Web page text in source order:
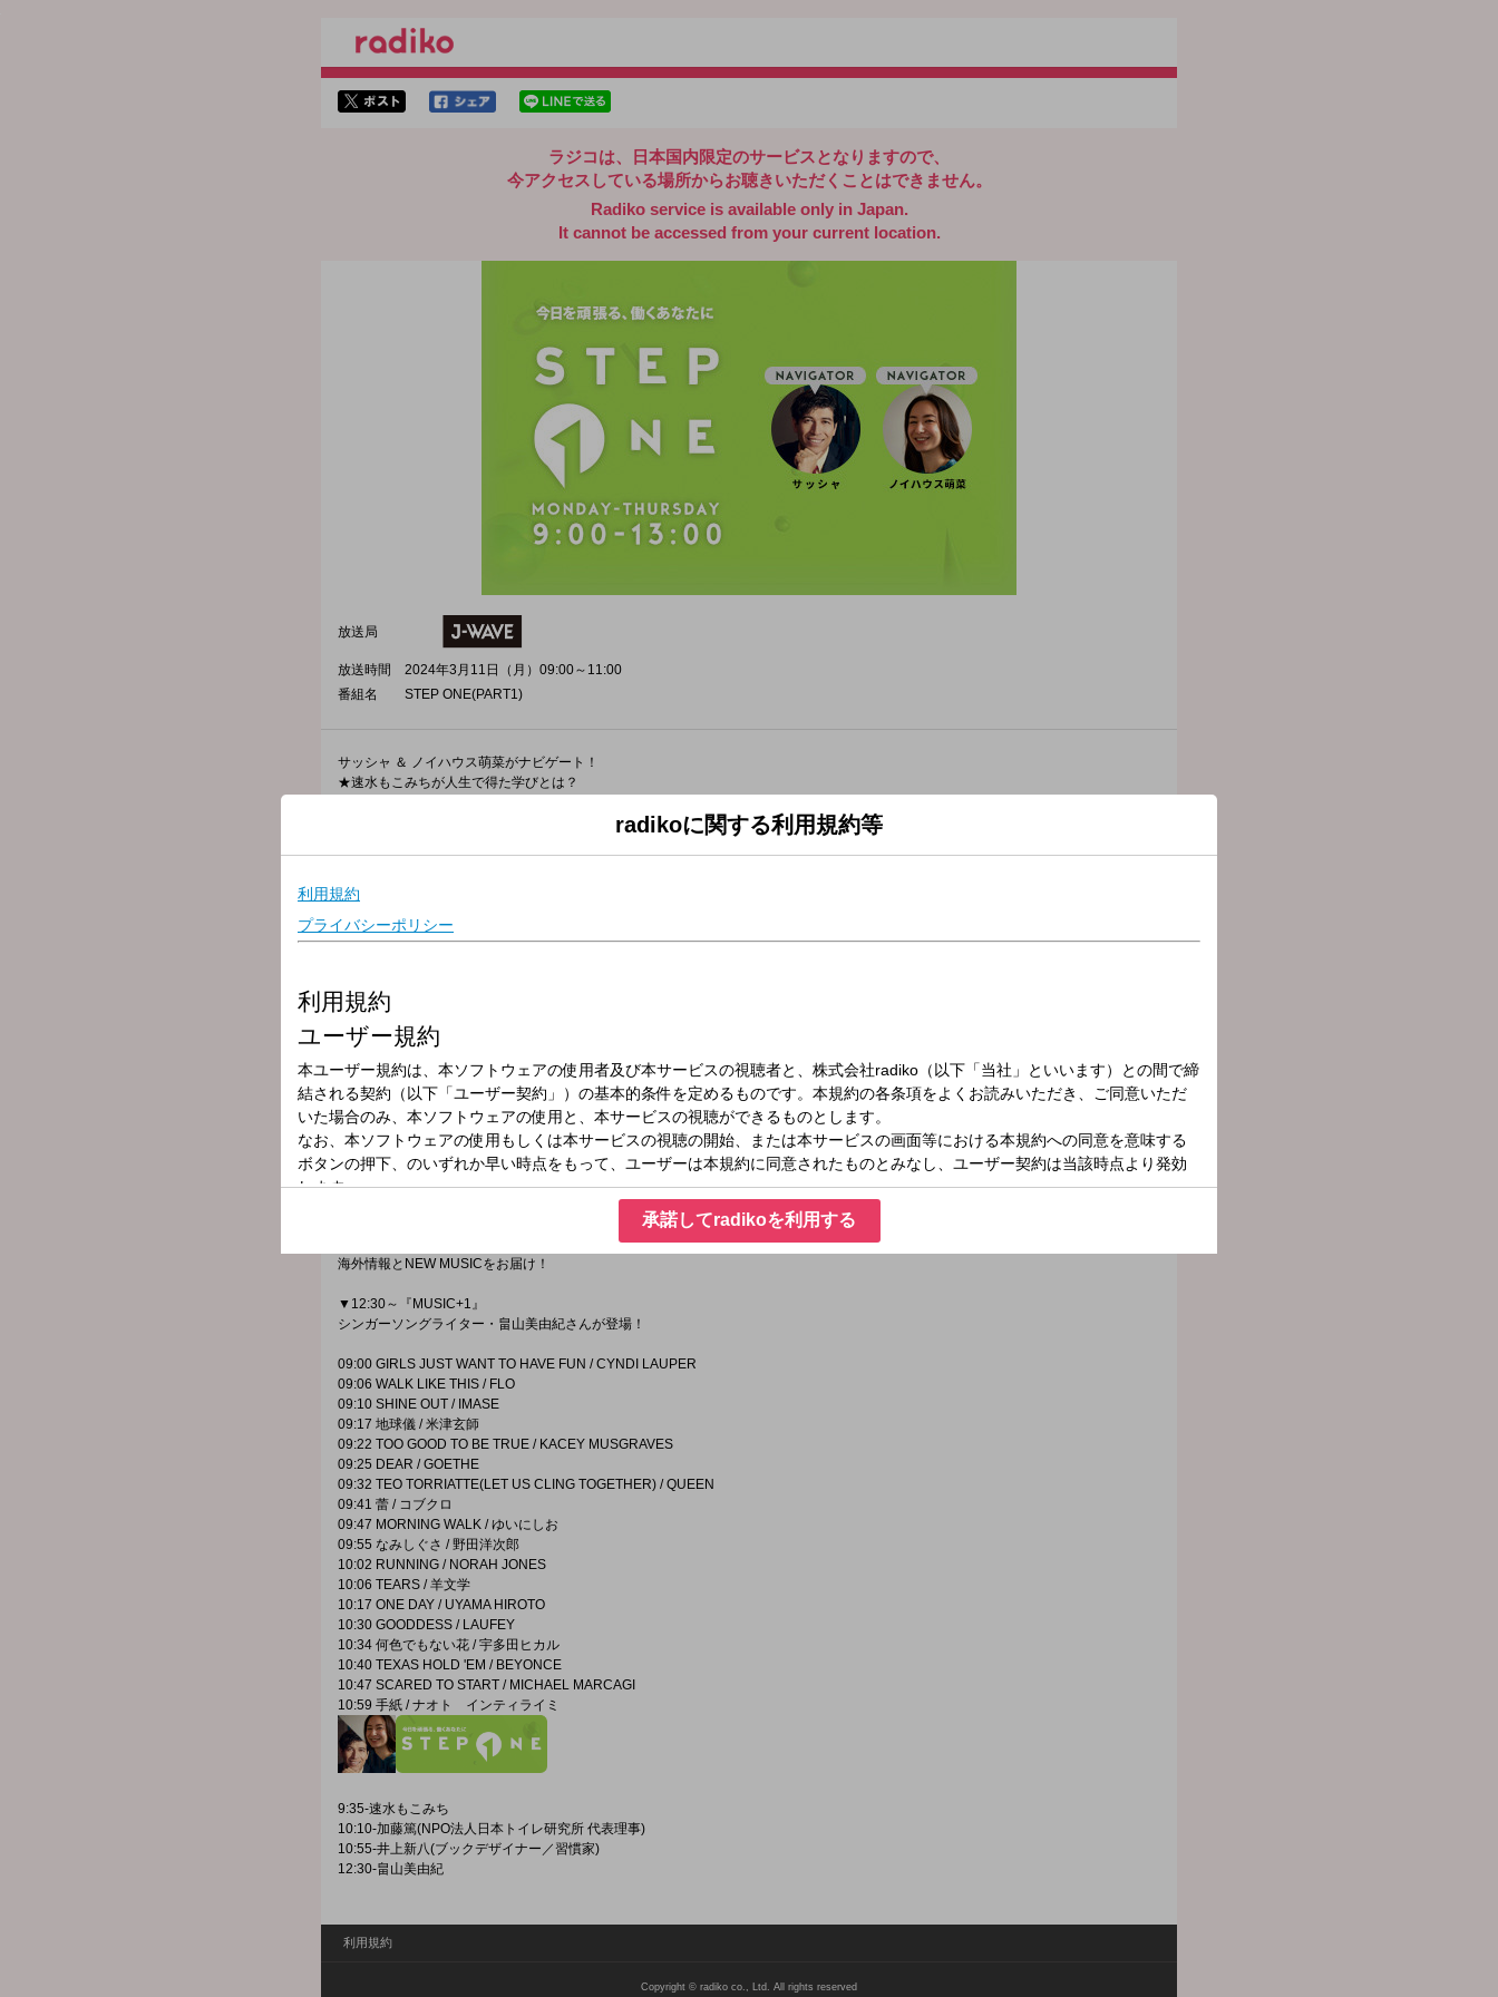
ラジコは、日本国内限定のサービスとなりますので、
今アクセスしている場所からお聴きいただくことはできません。
Radiko service is available only in Japan.
It cannot be accessed from your current location.
放送局
放送時間
2024年3月11日（月）09:00～11:00
番組名
STEP ONE(PART1)
サッシャ ＆ ノイハウス萌菜がナビゲート！
★速水もこみちが人生で得た学びとは？
▼9:35～ 「Expedia LISTEN AND LEARN 」
「人生で得た学びや、気づき」について伺うコーナー
▼10:10～ 「SAISON CARD ON THE EDGE」
NPO法人日本トイレ研究所 代表理事 加藤篤さんに聞く災害時のトイレ問題
わたしたちはどんな備えをしておくべきなのか？
▼10:55～『SAWAI SEIYAKU SOUND CLINIC』
今月の担当は、ブックデザイナー／習慣家の井上新八さん！
続けることが苦手なあなたへ贈る、習慣化するコツとは？
▼11:45～ 『CHEER UP WORKERS』
J-WAVEを聞いているあなたのお仕事をPR！
海外情報とNEW MUSICをお届け！
▼12:30～『MUSIC+1』
シンガーソングライター・畠山美由紀さんが登場！
09:00 GIRLS JUST WANT TO HAVE FUN / CYNDI LAUPER
09:06 WALK LIKE THIS / FLO
09:10 SHINE OUT / IMASE
09:17 地球儀 / 米津玄師
09:22 TOO GOOD TO BE TRUE / KACEY MUSGRAVES
09:25 DEAR / GOETHE
09:32 TEO TORRIATTE(LET US CLING TOGETHER) / QUEEN
09:41 蕾 / コブクロ
09:47 MORNING WALK / ゆいにしお
09:55 なみしぐさ / 野田洋次郎
10:02 RUNNING / NORAH JONES
10:06 TEARS / 羊文学
10:17 ONE DAY / UYAMA HIROTO
10:30 GOODDESS / LAUFEY
10:34 何色でもない花 / 宇多田ヒカル
10:40 TEXAS HOLD 'EM / BEYONCE
10:47 SCARED TO START / MICHAEL MARCAGI
10:59 手紙 / ナオト インティライミ
9:35-速水もこみち
10:10-加藤篤(NPO法人日本トイレ研究所 代表理事)
10:55-井上新八(ブックデザイナー／習慣家)
12:30-畠山美由紀
利用規約
Copyright © radiko co., Ltd. All rights reserved
radikoに関する利用規約等
承諾してradikoを利用する